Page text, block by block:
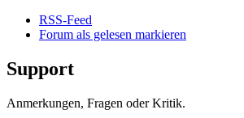
RSS-Feed
Forum als gelesen markieren
Support
Anmerkungen, Fragen oder Kritik.